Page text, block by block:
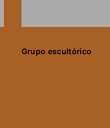
Grupo escultórico